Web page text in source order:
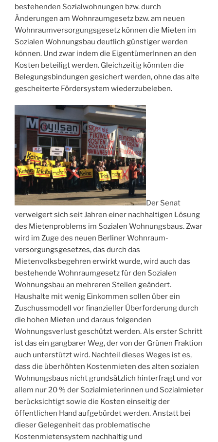
bestehenden Sozialwohnungen bzw. durch
Änderungen am Wohnraumgesetz bzw. am neuen
Wohnraumversorgungsgesetz können die Mieten im
Sozialen Wohnungsbau deutlich günstiger werden
können. Und zwar indem die EigentümerInnen an den
Kosten beteiligt werden. Gleichzeitig könnten die
Belegungsbindungen gesichert werden, ohne das alte
gescheiterte Fördersystem wiederzubeleben.
Der Senat
verweigert sich seit Jahren einer nachhaltigen Lösung
des Mietenproblems im Sozialen Wohnungsbaus. Zwar
wird im Zuge des neuen Berliner Wohnraum-
versorgungsgesetzes, das durch das
Mietenvolksbegehren erwirkt wurde, wird auch das
bestehende Wohnraumgesetz für den Sozialen
Wohnungsbau an mehreren Stellen geändert.
Haushalte mit wenig Einkommen sollen über ein
Zuschussmodell vor finanzieller Überforderung durch
die hohen Mieten und daraus folgenden
Wohnungsverlust geschützt werden. Als erster Schritt
ist das ein gangbarer Weg, der von der Grünen Fraktion
auch unterstützt wird. Nachteil dieses Weges ist es,
dass die überhöhten Kostenmieten des alten sozialen
Wohnungsbaus nicht grundsätzlich hinterfragt und vor
allem nur 20 % der Sozialmieterinnen und Sozialmieter
berücksichtigt sowie die Kosten einseitig der
öffentlichen Hand aufgebürdet werden. Anstatt bei
dieser Gelegenheit das problematische
Kostenmietensystem nachhaltig und